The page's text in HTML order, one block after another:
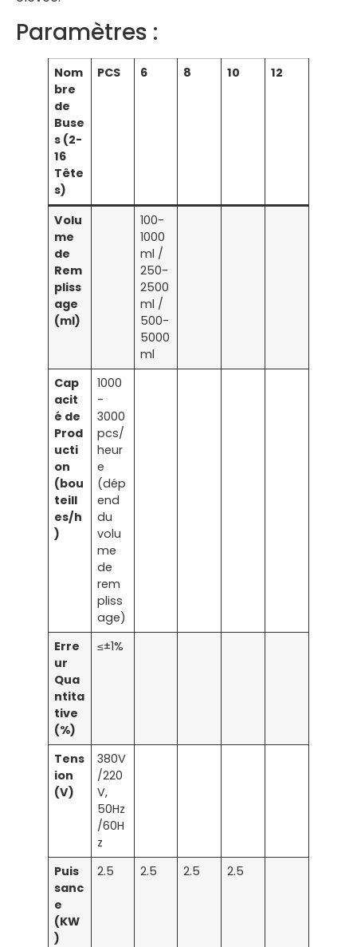
Paramètres :
Nom
bre
de
Buse
s (2-
16
Tête
s)
PCS 6 8 10 12
Volu
me
de
Rem
pliss
age
(ml)
100-
1000
ml /
250-
2500
ml /
500-
5000
ml
Cap
acit
é de
Prod
ucti
on
(bou
teill
es/h
)
1000
-
3000
pcs/
heur
e
(dép
end
du
volu
me
de
rem
pliss
age)
Erre
ur
Qua
ntita
tive
(%)
≤±1%
Tens
ion
(V)
380V
/220
V,
50Hz
/60H
z
Puis
sanc
e
(KW
)
2.5 2.5 2.5 2.5